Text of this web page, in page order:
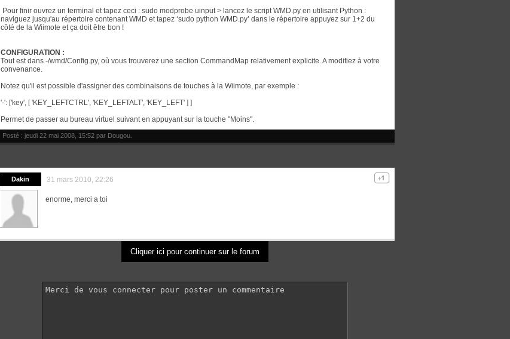
Pour finir ouvrez un terminal et tapez ceci : sudo modprobe uinput > lancez le script WMD.py en utilisant Python :
naviguez jusqu'au répertoire contenant WMD et tapez ‘sudo python WMD.py’ dans le répertoire appuyez sur 1+2 du
côté de la Wiimote et ça doit être bon !
CONFIGURATION :
Tout est dans -/wmd/Config.py, où vous trouverez une section CommandMap relativement explicite. A modifiez à votre
convenance.
Notez qu'il est possible d'assigner des combinaisons de touches à la Wiimote, par exemple :
'-': ['key', [ 'KEY_LEFTCTRL', 'KEY_LEFTALT', 'KEY_LEFT' ] ]
Permet de passer au bureau virtuel suivant en appuyant sur la touche "Moins".
Posté : jeudi 22 mai 2008, 15:52 par Dougou
Dakin 31 mars 2010, 22:26
enorme, merci a toi
Cliquer ici pour continuer sur le forum